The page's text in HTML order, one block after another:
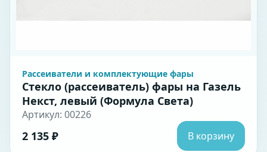
Рассеиватели и комплектующие фары
Стекло (рассеиватель) фары на Газель
Некст, левый (Формула Света)
Артикул: 00226
2 135 ₽ В корзину